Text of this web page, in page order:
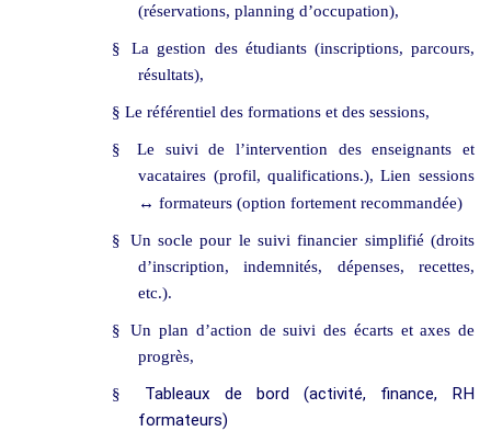
(réservations, planning d’occupation),
§
La gestion des étudiants (inscriptions, parcours,
résultats),
§ Le référentiel des formations et des sessions,
§
Le suivi de l’intervention des enseignants et
vacataires (profil, qualifications.), Lien sessions
↔ formateurs (option fortement recommandée)
§
Un socle pour le suivi financier simplifié (droits
d’inscription, indemnités, dépenses, recettes,
etc.).
§
Un plan d’action de suivi des écarts et axes de
progrès,
§
Tableaux de bord (activité, finance, RH
formateurs)